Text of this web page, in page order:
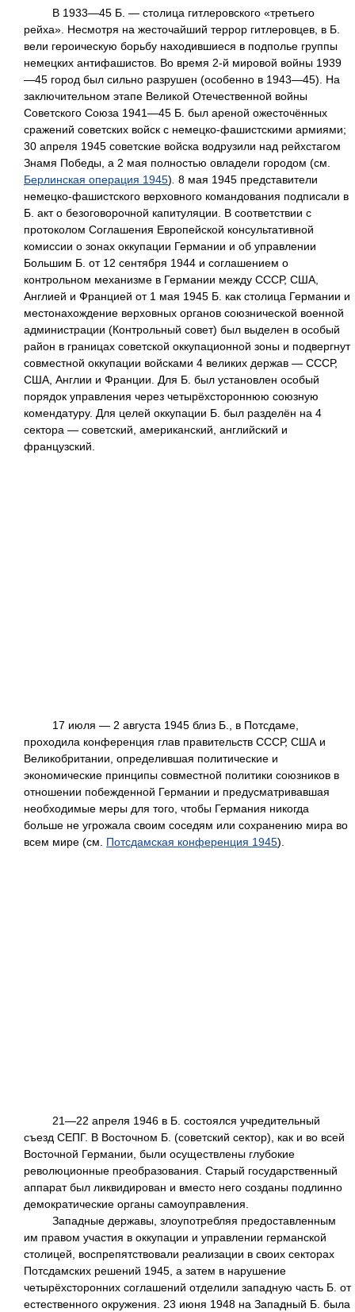
В 1933—45 Б. — столица гитлеровского «третьего
рейха». Несмотря на жесточайший террор гитлеровцев, в Б.
вели героическую борьбу находившиеся в подполье группы
немецких антифашистов. Во время 2-й мировой войны 1939
—45 город был сильно разрушен (особенно в 1943—45). На
заключительном этапе Великой Отечественной войны
Советского Союза 1941—45 Б. был ареной ожесточённых
сражений советских войск с немецко-фашистскими армиями;
30 апреля 1945 советские войска водрузили над рейхстагом
Знамя Победы, а 2 мая полностью овладели городом (см.
Берлинская операция 1945). 8 мая 1945 представители
немецко-фашистского верховного командования подписали в
Б. акт о безоговорочной капитуляции. В соответствии с
протоколом Соглашения Европейской консультативной
комиссии о зонах оккупации Германии и об управлении
Большим Б. от 12 сентября 1944 и соглашением о
контрольном механизме в Германии между СССР, США,
Англией и Францией от 1 мая 1945 Б. как столица Германии и
местонахождение верховных органов союзнической военной
администрации (Контрольный совет) был выделен в особый
район в границах советской оккупационной зоны и подвергнут
совместной оккупации войсками 4 великих держав — СССР,
США, Англии и Франции. Для Б. был установлен особый
порядок управления через четырёхстороннюю союзную
комендатуру. Для целей оккупации Б. был разделён на 4
сектора — советский, американский, английский и
французский.
17 июля — 2 августа 1945 близ Б., в Потсдаме,
проходила конференция глав правительств СССР, США и
Великобритании, определившая политические и
экономические принципы совместной политики союзников в
отношении побежденной Германии и предусматривавшая
необходимые меры для того, чтобы Германия никогда
больше не угрожала своим соседям или сохранению мира во
всем мире (см. Потсдамская конференция 1945).
21—22 апреля 1946 в Б. состоялся учредительный
съезд СЕПГ. В Восточном Б. (советский сектор), как и во всей
Восточной Германии, были осуществлены глубокие
революционные преобразования. Старый государственный
аппарат был ликвидирован и вместо него созданы подлинно
демократические органы самоуправления.
Западные державы, злоупотребляя предоставленным
им правом участия в оккупации и управлении германской
столицей, воспрепятствовали реализации в своих секторах
Потсдамских решений 1945, а затем в нарушение
четырёхсторонних соглашений отделили западную часть Б. от
естественного окружения. 23 июня 1948 на Западный Б. была